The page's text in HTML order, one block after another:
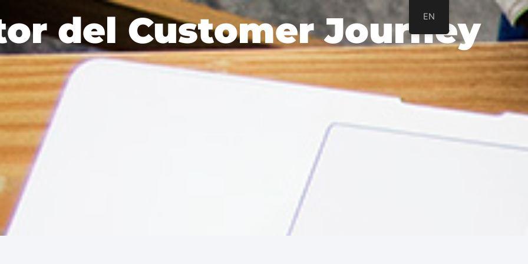
Solutions Sectors Blog Resources
del Customer Journey
EN